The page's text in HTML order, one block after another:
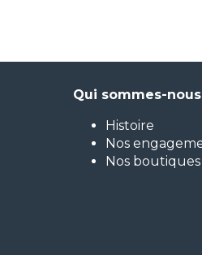
Qui sommes-
Histoire
Nos
Nos boutiques